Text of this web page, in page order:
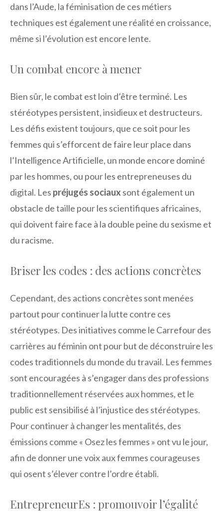
dans l’Aude, la féminisation de ces métiers
techniques est également une réalité en croissance,
même si l’évolution est encore lente.
Un combat encore à mener
Bien sûr, le combat est loin d’être terminé. Les
stéréotypes persistent, insidieux et destructeurs.
Les défis existent toujours, que ce soit pour les
femmes qui s’efforcent de faire leur place dans
l’Intelligence Artificielle, un monde encore dominé
par les hommes, ou pour les entrepreneuses du
digital. Les préjugés sociaux sont également un
obstacle de taille pour les scientifiques africaines,
qui doivent faire face à la double peine du sexisme et
du racisme.
Briser les codes : des actions concrètes
Cependant, des actions concrètes sont menées
partout pour continuer la lutte contre ces
stéréotypes. Des initiatives comme le Carrefour des
carrières au féminin ont pour but de déconstruire les
codes traditionnels du monde du travail. Les femmes
sont encouragées à s’engager dans des professions
traditionnellement réservées aux hommes, et le
public est sensibilisé à l’injustice des stéréotypes.
Pour continuer à changer les mentalités, des
émissions comme « Osez les femmes » ont vu le jour,
afin de donner une voix aux femmes courageuses
qui osent s’élever contre l’ordre établi.
EntrepreneurEs : promouvoir l’égalité